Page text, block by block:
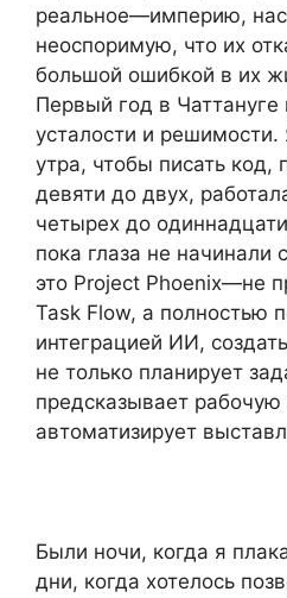
реальное—империю,
неоспоримую, что их
большой ошибкой в их
Первый год в
усталости и решимости.
утра, чтобы писать код,
девяти до двух,
четырех до
пока глаза не начинали
это Project Phoenix—не
Task Flow, а полностью
интеграцией ИИ,
не только планирует
предсказывает рабочую
автоматизирует
Были ночи, когда я
дни, когда хотелось